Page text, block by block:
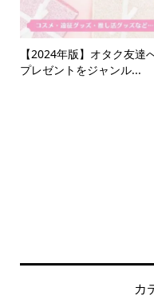
【2024年版】オタク友達
プレゼントをジャンル...
カ